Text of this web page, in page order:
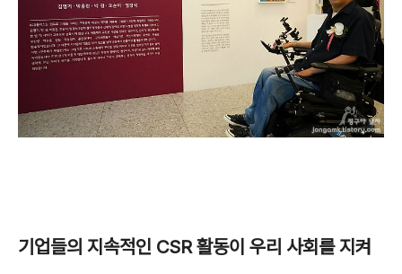
기업들의 지속적인 CSR 활동이 우리 사회를 지켜